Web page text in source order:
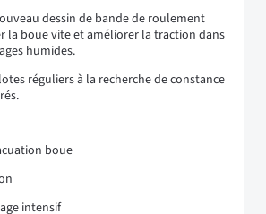
dessin de bande de roulement
la boue vite et améliorer la traction dans
humides.
réguliers à la recherche de constance
boue
intensif